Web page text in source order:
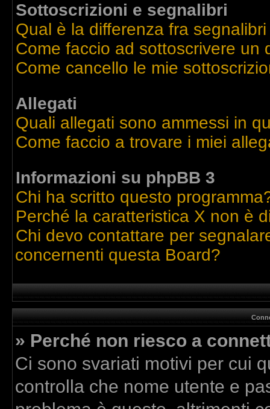
Sottoscrizioni e segnalibri
Qual è la differenza fra
Come faccio ad sottoscrivere un
Come cancello le mie
Allegati
Quali allegati sono ammessi in
Come faccio a trovare i miei
Informazioni su phpBB 3
Chi ha scritto questo
Perché la caratteristica X non è
Chi devo contattare per
concernenti questa Board?
» Perché non riesco a
Ci sono svariati motivi per cui
controlla che nome utente e